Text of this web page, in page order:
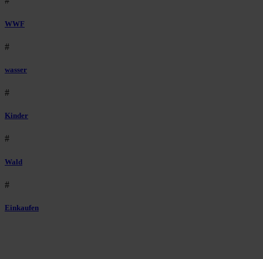
WWF
#
wasser
#
Kinder
#
Wald
#
Einkaufen